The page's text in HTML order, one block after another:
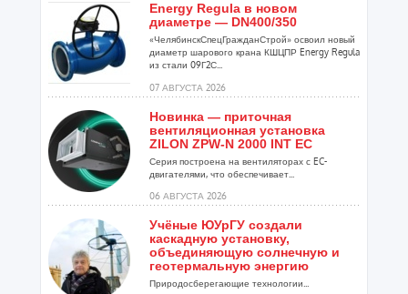
Energy Regula в новом
диаметре — DN400/350
«ЧелябинскСпецГражданСтрой» освоил новый
диаметр шарового крана КШЦПР Energy Regula
из стали 09Г2С...
07 АВГУСТА 2026
Новинка — приточная
вентиляционная установка
ZILON ZPW-N 2000 INT EC
Серия построена на вентиляторах с EC-
двигателями, что обеспечивает...
06 АВГУСТА 2026
Учёные ЮУрГУ создали
каскадную установку,
объединяющую солнечную и
геотермальную энергию
Природосберегающие технологии...